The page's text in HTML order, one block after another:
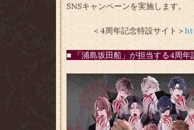
SNSキャンペーンを実施します。
＜4周年記念特設サイト＞
■ 「浦島坂田船」が担当する4周年